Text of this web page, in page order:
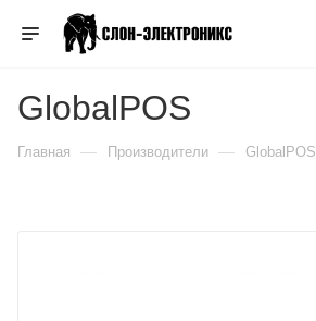
GlobalPOS
Главная — Производители — GlobalPOS